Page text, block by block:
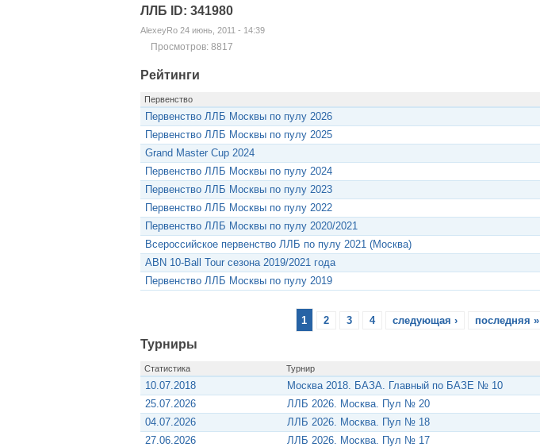
ЛЛБ ID: 341980
AlexeyRo 24 июнь, 2011 - 14:39
Просмотров: 8817
Рейтинги
Первенство
Первенство ЛЛБ Москвы по пулу 2026
Первенство ЛЛБ Москвы по пулу 2025
Grand Master Cup 2024
Первенство ЛЛБ Москвы по пулу 2024
Первенство ЛЛБ Москвы по пулу 2023
Первенство ЛЛБ Москвы по пулу 2022
Первенство ЛЛБ Москвы по пулу 2020/2021
Всероссийское первенство ЛЛБ по пулу 2021 (Москва)
ABN 10-Ball Tour сезона 2019/2021 года
Первенство ЛЛБ Москвы по пулу 2019
1 2 3 4 следующая › последняя »
Турниры
Статистика Турнир
10.07.2018 Москва 2018. БАЗА. Главный по БАЗЕ № 10
25.07.2026
ЛЛБ 2026. Москва. Пул № 20
04.07.2026
ЛЛБ 2026. Москва. Пул № 18
27.06.2026
ЛЛБ 2026. Москва. Пул № 17